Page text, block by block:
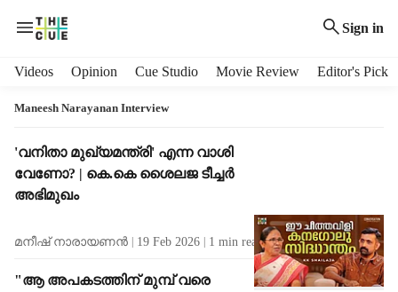
Sign in
Videos Opinion Cue Studio Movie Review Editor's Pick
Maneesh Narayanan Interview
T
a
g
s
'വനിതാ മുഖ്യമന്ത്രി' എന്ന വാശി
വേണോ? | കെ.കെ ശൈലജ ടീച്ചർ
അഭിമുഖം
മനീഷ് നാരായണന്‍ 19 Feb 2026 1 min read
"ആ അപകടത്തിന് മുമ്പ് വരെ